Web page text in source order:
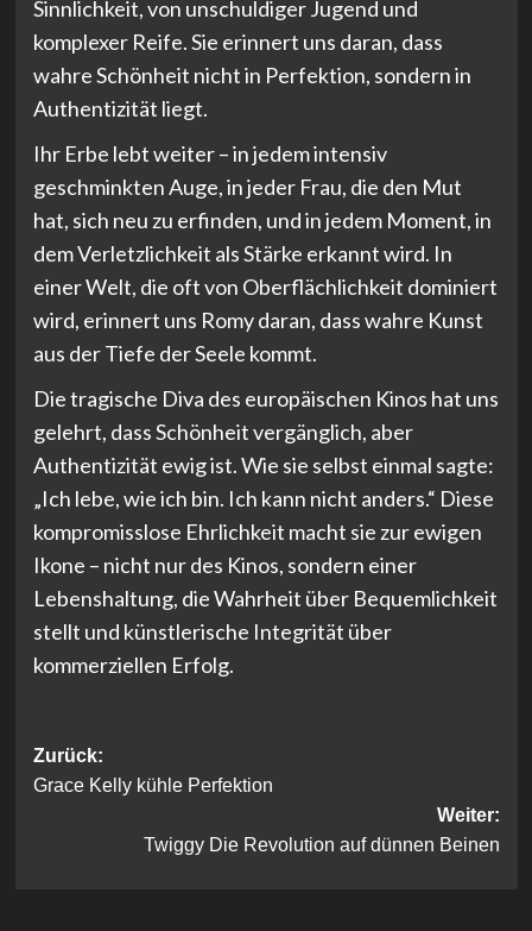
Sinnlichkeit, von unschuldiger Jugend und
komplexer Reife. Sie erinnert uns daran, dass
wahre Schönheit nicht in Perfektion, sondern in
Authentizität liegt.
Ihr Erbe lebt weiter – in jedem intensiv
geschminkten Auge, in jeder Frau, die den Mut
hat, sich neu zu erfinden, und in jedem Moment, in
dem Verletzlichkeit als Stärke erkannt wird. In
einer Welt, die oft von Oberflächlichkeit dominiert
wird, erinnert uns Romy daran, dass wahre Kunst
aus der Tiefe der Seele kommt.
Die tragische Diva des europäischen Kinos hat uns
gelehrt, dass Schönheit vergänglich, aber
Authentizität ewig ist. Wie sie selbst einmal sagte:
„Ich lebe, wie ich bin. Ich kann nicht anders.“ Diese
kompromisslose Ehrlichkeit macht sie zur ewigen
Ikone – nicht nur des Kinos, sondern einer
Lebenshaltung, die Wahrheit über Bequemlichkeit
stellt und künstlerische Integrität über
kommerziellen Erfolg.
Beitragsnavigation
Zurück:
Grace Kelly kühle Perfektion
Weiter:
Twiggy Die Revolution auf dünnen Beinen